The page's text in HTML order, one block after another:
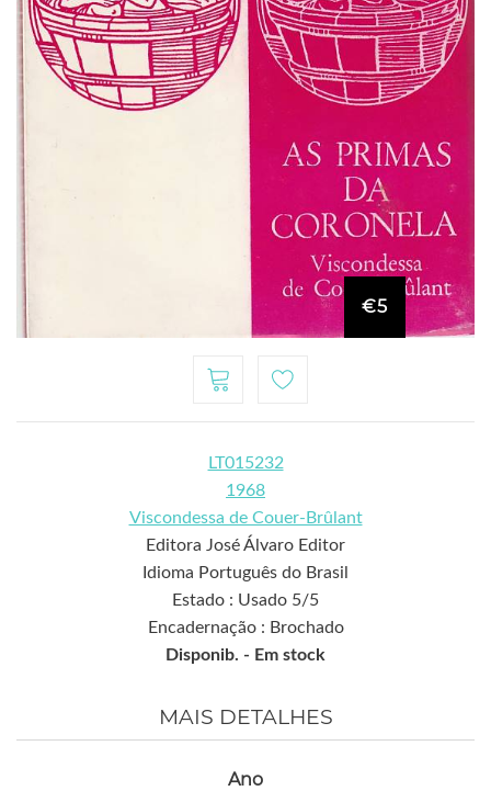
€5
LT015232
1968
Viscondessa de Couer-Brûlant
Editora José Álvaro Editor
Idioma Português do Brasil
Estado : Usado 5/5
Encadernação : Brochado
Disponib. - Em stock
MAIS DETALHES
Ano